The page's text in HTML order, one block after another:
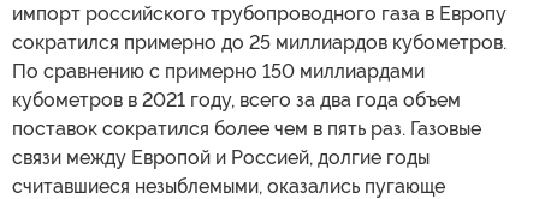
импорт российского трубопроводного газа в Европу
сократился примерно до 25 миллиардов кубометров.
По сравнению с примерно 150 миллиардами
кубометров в 2021 году, всего за два года объем
поставок сократился более чем в пять раз. Газовые
связи между Европой и Россией, долгие годы
считавшиеся незыблемыми, оказались пугающе